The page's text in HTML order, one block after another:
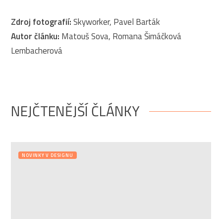
Zdroj fotografií:Skyworker, Pavel Barták
Autor článku: Matouš Sova, Romana Šimáčková
Lembacherová
NEJČTENĚJŠÍ ČLÁNKY
NOVINKY V DESIGNU